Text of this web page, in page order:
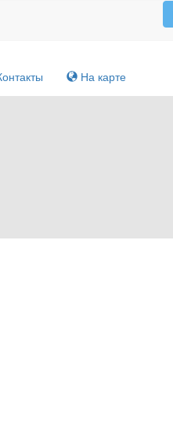
На карте